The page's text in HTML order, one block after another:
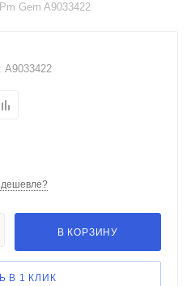
Gem A9033422
A9033422
В КОРЗИНУ
В 1 КЛИК